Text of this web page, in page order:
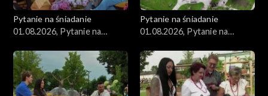
Pytanie na śniadanie
01.08.2026, Pytanie na
Pytanie na śniadanie
01.08.2026, Pytanie na